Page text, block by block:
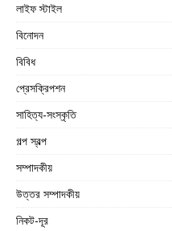
লাইফ স্টাইল
বিনোদন
বিবিধ
প্রেসক্রিপশন
সাহিত্য-সংস্কৃতি
গল্প স্বল্প
সম্পাদকীয়
উত্তর সম্পাদকীয়
নিকট-দূর